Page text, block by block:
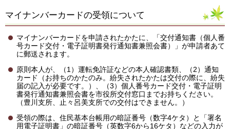
マイナンバーカードの受領について
マイナンバーカードを申請されたかたに、「交付通知書（個人番
号カード交付・電子証明書発行通知書兼照会書）」が申請者あて
に郵送されます。
原則本人が、（1）運転免許証などの本人確認書類、（2）通知
カード（お持ちのかたのみ。紛失されたかたは交付の際に、紛失
届の記入が必要です。）、（3）個人番号カード交付・電子証明
書発行通知書兼照会書を市役所交付窓口までお持ちください。
（豊川支所、止々呂美支所での交付はできません。）
受領の際は、住民基本台帳用の暗証番号（数字4ケタ）と「署名
用電子証明書」の暗証番号（英数字6から16ケタ）などの入力が